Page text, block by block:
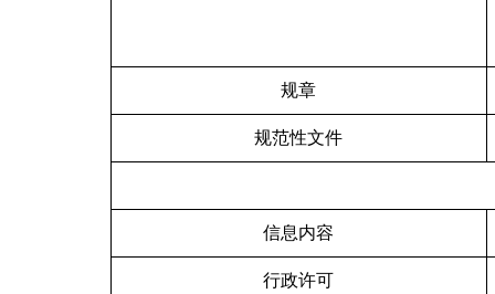
规章
规范性文件
信息内容
行政许可